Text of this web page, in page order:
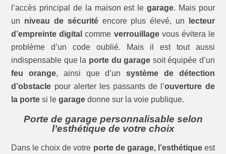
l’accès principal de la maison est le garage. Mais pour
un niveau de sécuritéencore plus élevé, un
lecteur
d’empreinte digital comme verrouillagevous évitera le
problème d’un code oublié. Mais il est tout aussi
indispensable que la porte du garage soit équipée d’un
feu orange, ainsi que d’unsystème de détection
d’obstacle pour alerter les passants de l’ouverture de
la porte si legarage donne sur la voie publique.
Porte de garage personnalisable selon
l’esthétique de votre choix
Dans le choix de votre porte de garage, l’esthétiqueest